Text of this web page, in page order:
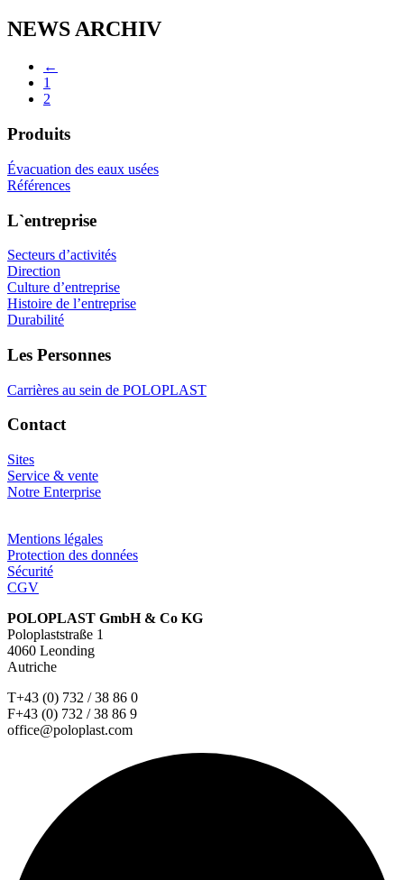
NEWS ARCHIV
←
1
2
Produits
Évacuation des eaux usées
Références
L`entreprise
Secteurs d’activités
Direction
Culture d’entreprise
Histoire de l’entreprise
Durabilité
Les Personnes
Carrières au sein de POLOPLAST
Contact
Sites
Service & vente
Notre Enterprise
Mentions légales
Protection des données
Sécurité
CGV
POLOPLAST GmbH & Co KG
Poloplaststraße 1
4060 Leonding
Autriche
T+43 (0) 732 / 38 86 0
F+43 (0) 732 / 38 86 9
office@poloplast.com